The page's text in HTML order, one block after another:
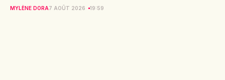
MYLÈNE DORA7 AOÛT 2026 19:59